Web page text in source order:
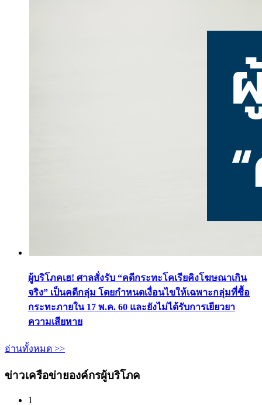
ผู้บริโภคเฮ! ศาลสั่งรับ “คดีกระทะโคเรียคิงโฆษณาเกิน
จริง” เป็นคดีกลุ่ม โดยกำหนดเงื่อนไขให้เฉพาะกลุ่มที่ซื้อ
กระทะภายใน 17 พ.ค. 60 และยังไม่ได้รับการเยียวยา
ความเสียหาย
อ่านทั้งหมด >>
ข่าวเครือข่ายองค์กรผู้บริโภค
1